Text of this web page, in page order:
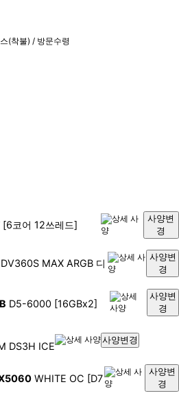
(착불) / 방문수령
[6코어 12쓰레드]
사양변
경
MAX ARGB 디
사양변
경
D5-6000 [16GBx2]
사양변
경
DS3H ICE
사양변경
WHITE OC [D7
사양변
경